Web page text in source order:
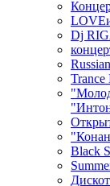
Dj
Trance
Black